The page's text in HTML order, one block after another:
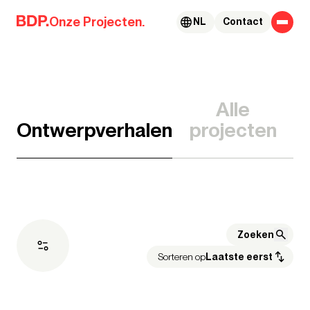
Skip to content
Onze Projecten. Contact
NL
Ontwerpverhalen
Alle
projecten
Sorteren opLaatste eerst